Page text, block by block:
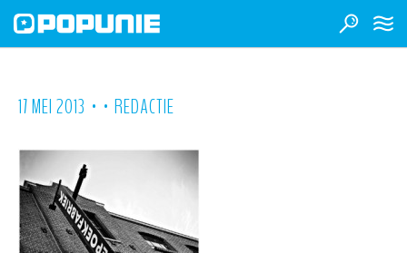
17 MEI 2013 • • REDACTIE